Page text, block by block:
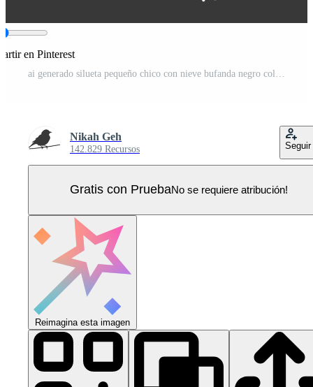
en Pinterest
Nikah Geh
142.829 Recursos Seguir
Gratis con PruebaNo se requiere atribución!
Reimagina esta imagen